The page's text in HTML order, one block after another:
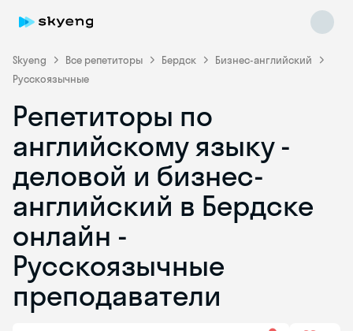
Skyeng Все репетиторы Бердск
Бизнес-английский
Русскоязычные
Репетиторы по
английскому языку -
деловой и бизнес-
английский в Бердске
онлайн -
Русскоязычные
преподаватели
Skyeng Chat